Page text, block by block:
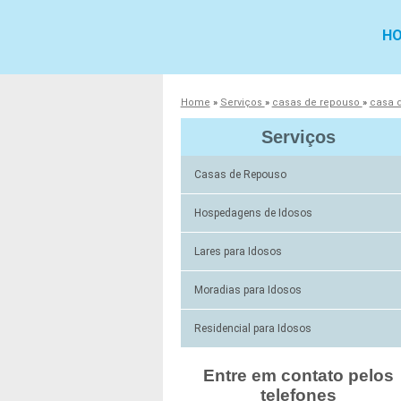
Home » Serviços » casas de repouso » casa
Serviços
Casas de Repouso
Hospedagens de Idosos
Lares para Idosos
Moradias para Idosos
Residencial para Idosos
Entre em contato pelos
telefones